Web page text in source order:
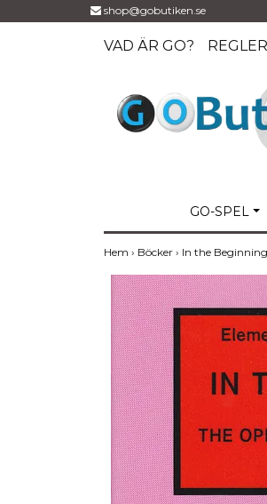
shop@gobutiken.se
VAD ÄR GO?
GO-SPEL
Hem › Böcker › In the Beginning